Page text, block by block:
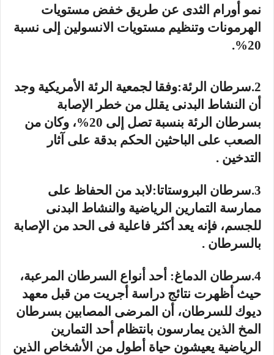
نمو أورام الثدى عن طريق خفض مستويات
الهرمونات وتنظيم مستويات الانسولين إلى نسبة
20%.
2.سرطان الرئة:وفقا لجمعية الرئة الأمريكية وجد
أن النشاط البدنى يقلل من خطر الإصابة
بسرطان الرئة بنسبة تصل إلى 20%، وكان من
الصعب على الباحثين الحكم بدقة على آثار
التدخين .
3.سرطان البروستاتا:لابد من الحفاظ على
ممارسة التمارين الرياضية والنشاط البدنى
للجسم، فإنه يعد أكثر فاعلية فى الحد من الإصابة
بالسرطان .
4.سرطان الدماغ: أحد أنواع السرطان المرعبة،
حيث أظهرت نتائج دراسة أجريت من قبل معهد
ديوك للسرطان، أن المرضى المصابين بسرطان
المخ الذين يمارسون بانتظام أحد التمارين
الرياضية يعيشون حياة أطول من الأشخاص الذين